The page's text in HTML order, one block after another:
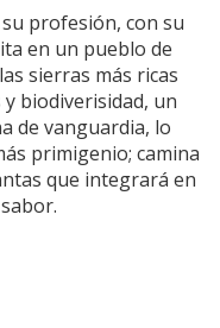
profesión, con su
en un pueblo de
sierras más ricas
biodiverisidad, un
de vanguardia, lo
primigenio; camina
que integrará en